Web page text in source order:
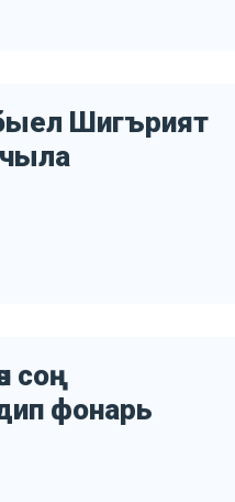
Шигърият
соң
фонарь